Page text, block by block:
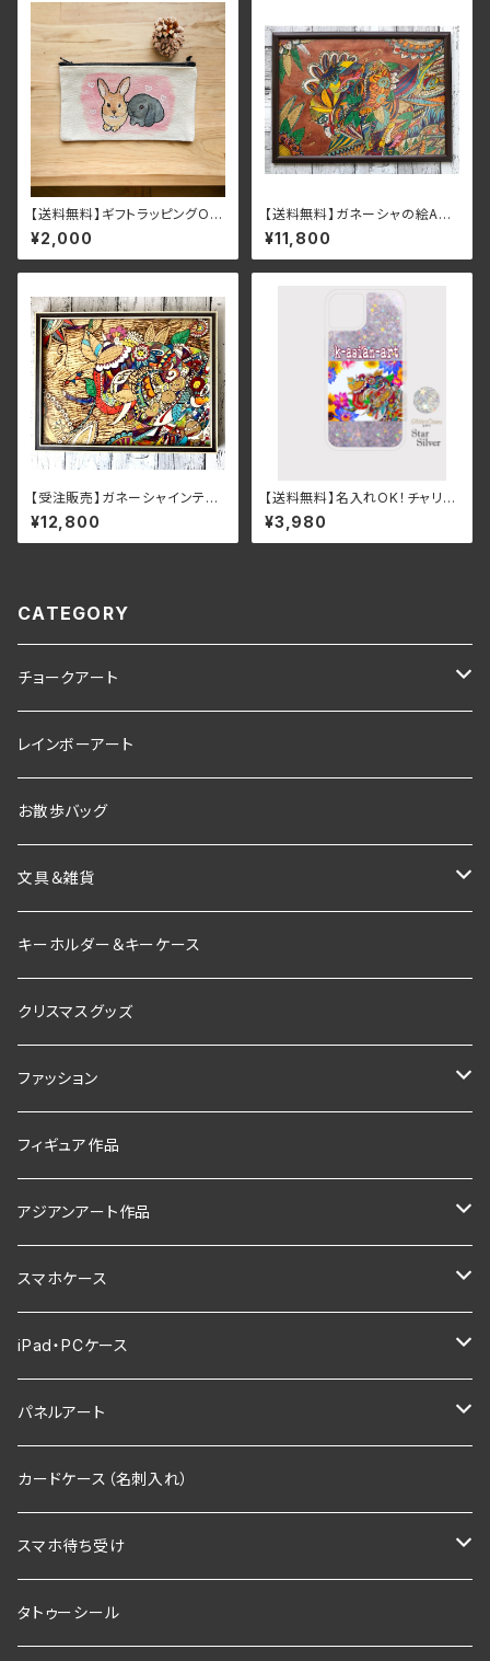
【送料無料】ギフトラッピングOK
♪ロップイヤーとネザーランドド
ワーフのうさぎさんキャンバスポ
ーチ
¥2,000
【送料無料】ガネーシャの絵A3
サイズ ターコイズ＆オレンジ
系（額付き）
¥11,800
【受注販売】ガネーシャインテリ
アオーダーデザインボード（ガラ
ス額つき）送料無料
¥12,800
【送料無料】名入れOK！チャリテ
ィアジアンボタニカル＆ガネーシ
ャグリッタースマホケース（スタ
ーシルバー）iPhone16
¥3,980
CATEGORY
チョークアート
素材
ブラックボード
レインボーアート
お散歩バッグ
文具＆雑貨
インテリア雑貨
お香＆インセンスホルダー
キーホルダー＆キーケース
クリスマスグッズ
ファッション
Tシャツ
ストール
アクセ
ピアス
リング
バッグ
財布
フィギュア作品
アジアンアート作品
ロータス
ガネーシャ
プルメリア
海
ホヌ（ウミガメ）
アジアンフラワー
スマホケース
アジアン
ガネーシャ
アニマルデザイン
グリップケース
スマホリング
iPad・PCケース
iPadケース
パネルアート
F0サイズ
SMサイズ
F3
カードケース（名刺入れ）
スマホ待ち受け
毘沙門天
タトゥーシール